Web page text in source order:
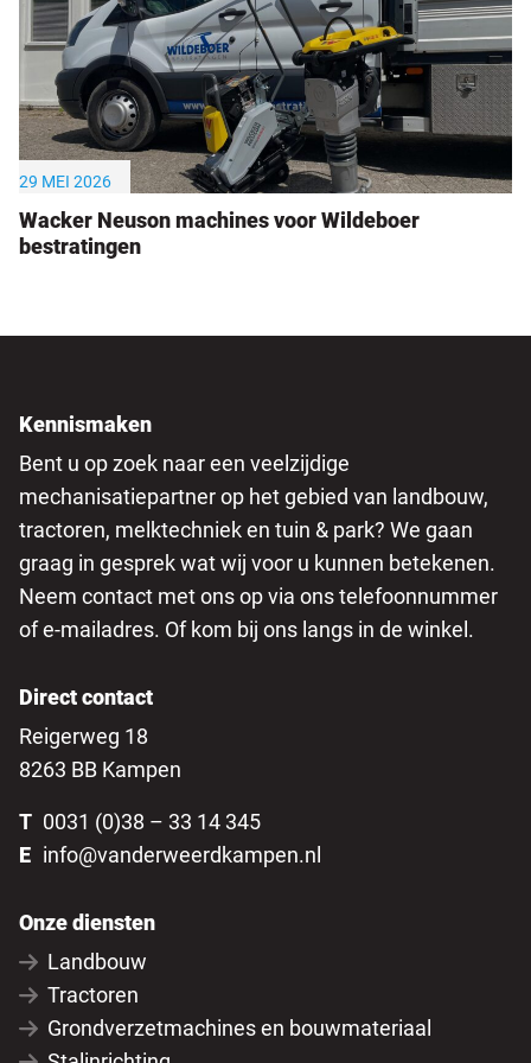
29 MEI 2026
Wacker Neuson machines voor Wildeboer
bestratingen
Kennismaken
Bent u op zoek naar een veelzijdige
mechanisatiepartner op het gebied van landbouw,
tractoren, melktechniek en tuin & park? We gaan
graag in gesprek wat wij voor u kunnen betekenen.
Neem contact met ons op via ons telefoonnummer
of e-mailadres. Of kom bij ons langs in de winkel.
Direct contact
Reigerweg 18
8263 BB Kampen
T 0031 (0)38 – 33 14 345
E info@vanderweerdkampen.nl
Onze diensten
Landbouw
Tractoren
Grondverzetmachines en bouwmateriaal